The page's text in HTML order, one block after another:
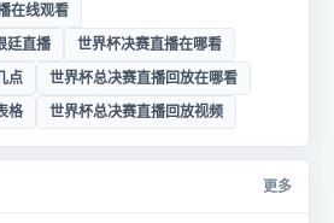
在线观看
廷直播
世界杯决赛直播在哪看
点
世界杯总决赛直播回放在哪看
格
世界杯总决赛直播回放视频
更多